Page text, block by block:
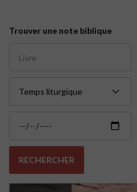
Trouver une note biblique
Livre
RECHERCHER